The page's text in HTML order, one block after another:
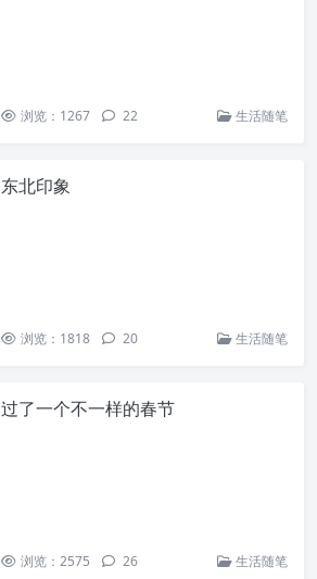
浏览：1267 22 生活随笔
东北印象
浏览：1818 20 生活随笔
过了一个不一样的春节
浏览：2575 26 生活随笔